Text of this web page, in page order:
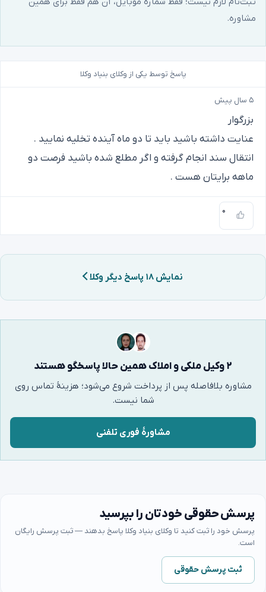
مشاوره.
پاسخ توسط یکی از وکلای بنیاد وکلا
۵ سال پیش
بزرگوار
عنایت داشته باشید باید تا دو ماه آینده تخلیه نمایید .
انتقال سند انجام گرفته و اگر مطلع شده باشید فرصت دو
ماهه برایتان هست .
۰
نمایش ۱۸ پاسخ دیگر وکلا
۲ وکیل ملکی و املاک همین حالا پاسخگو هستند
مشاوره بلافاصله پس از پرداخت شروع می‌شود؛ هزینهٔ تماس روی
شما نیست.
مشاورهٔ فوری تلفنی
پرسش حقوقی خودتان را بپرسید
پرسش خود را ثبت کنید تا وکلای بنیاد وکلا پاسخ بدهند — ثبت پرسش رایگان
است.
ثبت پرسش حقوقی